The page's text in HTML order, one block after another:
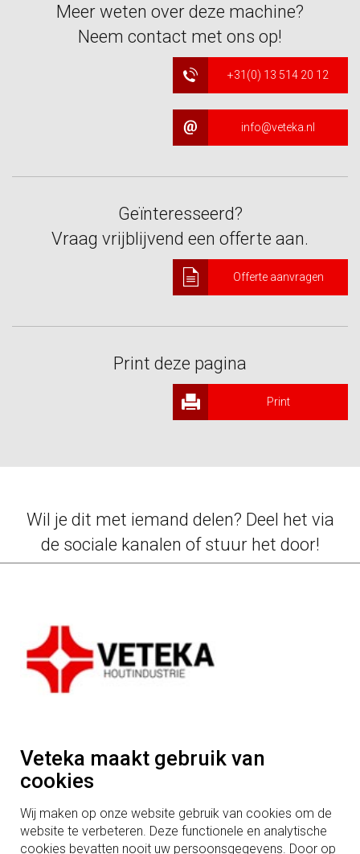
Meer weten over deze machine?
Neem contact met ons op!
+31(0) 13 514 20 12
info@veteka.nl
Geïnteresseerd?
Vraag vrijblijvend een offerte aan.
Offerte aanvragen
Print deze pagina
Print
Wil je dit met iemand delen? Deel het via
de sociale kanalen of stuur het door!
Veteka maakt gebruik van
cookies
Wij maken op onze website gebruik van cookies om de
website te verbeteren. Deze functionele en analytische
cookies bevatten nooit uw persoonsgegevens. Door op